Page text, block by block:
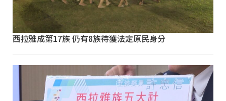
西拉雅成第17族 仍有8族待獲法定原民身分